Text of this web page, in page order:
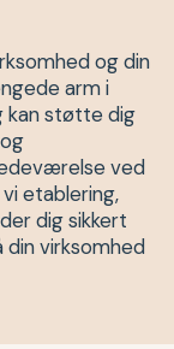
og din
arm i
kan støtte dig
ved
etablering,
dig sikkert
din virksomhed